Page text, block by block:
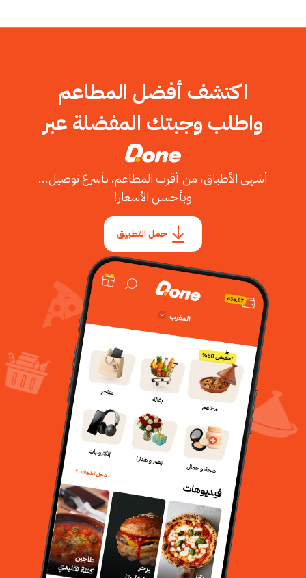
اكتشف أفضل المطاعم
واطلب وجبتك المفضلة عبر
أشهى الأطباق، من أقرب المطاعم، بأسرع توصيل...
وبأحسن الأسعار!
حمل التطبيق